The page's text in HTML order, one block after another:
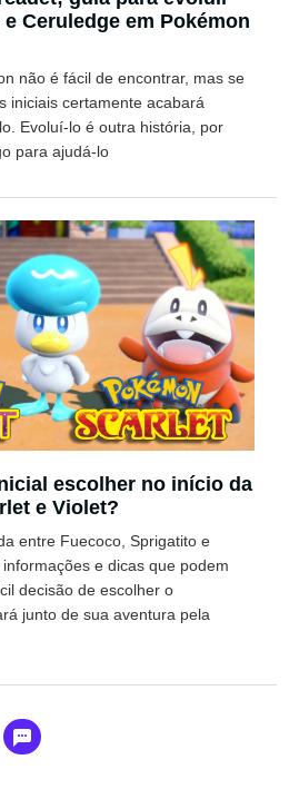
Ceruledge em Pokémon
não é fácil de encontrar, mas se
iniciais certamente acabará
Evoluí-lo é outra história, por
para ajudá-lo
escolher no início da
e Violet?
entre Fuecoco, Sprigatito e
e dicas que podem
decisão de escolher o
junto de sua aventura pela